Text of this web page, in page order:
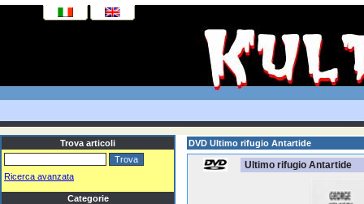
Trova articoli
Ricerca avanzata
Categorie
DVD Ultimo rifugio Antartide
Ultimo rifugio Antartide